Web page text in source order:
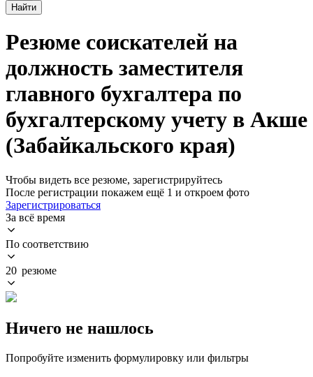
Найти
Резюме соискателей на
должность заместителя
главного бухгалтера по
бухгалтерскому учету в Акше
(Забайкальского края)
Чтобы видеть все резюме, зарегистрируйтесь
После регистрации покажем ещё 1 и откроем фото
Зарегистрироваться
За всё время
По соответствию
20 резюме
Ничего не нашлось
Попробуйте изменить формулировку или фильтры